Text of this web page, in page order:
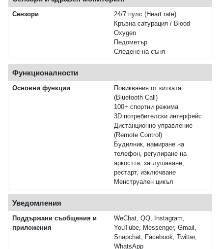
Сензори
24/7 пулс (Heart rate)
Кръвна сатурация / Blood
Oxygen
Педометър
Следене на съня
Функционалности
Основни функции
Повиквания от китката
(Bluetooth Call)
100+ спортни режима
3D потребителски интерфейс
Дистанционно управление
(Remote Control)
Будилник, намиране на
телефон, регулиране на
яркостта, заглушаване,
рестарт, изключване
Менструален цикъл
Уведомления
Поддържани съобщения и
приложения
WeChat, QQ, Instagram,
YouTube, Messenger, Gmail,
Snapchat, Facebook, Twitter,
WhatsApp